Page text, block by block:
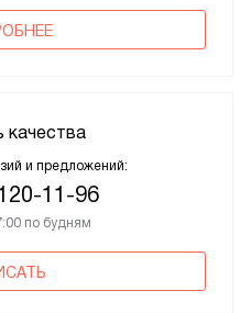
качества
и предложений:
11-96
по будням